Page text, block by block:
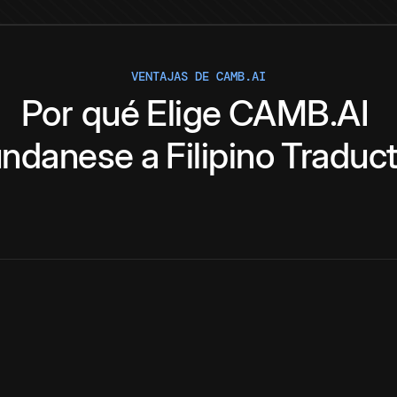
VENTAJAS DE CAMB.AI
Por qué Elige CAMB.AI
a Filipino